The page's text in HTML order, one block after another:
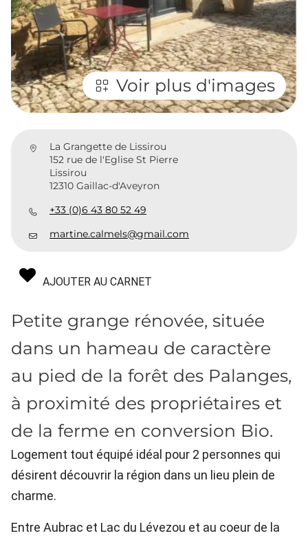
Voir plus d'images
La Grangette de Lissirou
152 rue de l'Eglise St Pierre
Lissirou
12310 Gaillac-d'Aveyron
+33 (0)6 43 80 52 49
martine.calmels@gmail.com
AJOUTER AU CARNET
Petite grange rénovée, située
dans un hameau de caractère
au pied de la forêt des Palanges,
à proximité des propriétaires et
de la ferme en conversion Bio.
Logement tout équipé idéal pour 2 personnes qui
désirent découvrir la région dans un lieu plein de
charme.
Entre Aubrac et Lac du Lévezou et au coeur de la